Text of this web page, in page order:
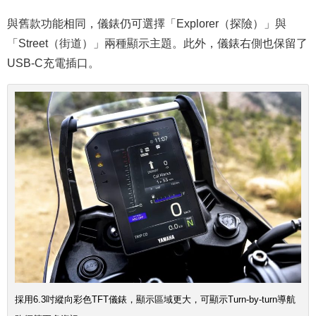
與舊款功能相同，儀錶仍可選擇「Explorer（探險）」與
「Street（街道）」兩種顯示主題。此外，儀錶右側也保留了
USB-C充電插口。
採用6.3吋縱向彩色TFT儀錶，顯示區域更大，可顯示Turn-by-turn導航